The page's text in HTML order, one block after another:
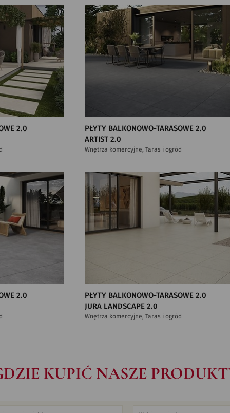
2.0
PŁYTY BALKONOWO-TARASOWE 2.0
ARTIST 2.0
Wnętrza komercyjne, Taras i ogród
2.0
PŁYTY BALKONOWO-TARASOWE 2.0
JURA LANDSCAPE 2.0
Wnętrza komercyjne, Taras i ogród
KUPIĆ NASZE